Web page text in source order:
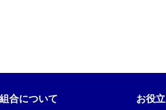
合について お役